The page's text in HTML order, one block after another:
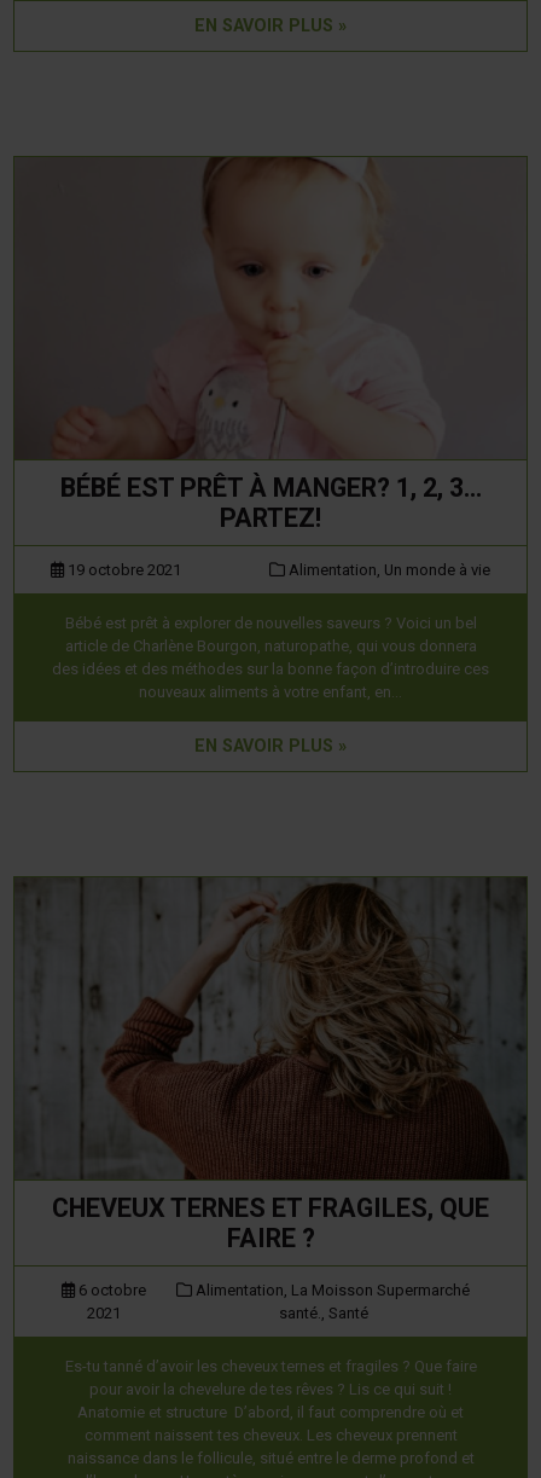
EN SAVOIR PLUS »
BÉBÉ EST PRÊT À MANGER? 1, 2, 3…
PARTEZ!
19 octobre 2021 Alimentation, Un monde à vie
Bébé est prêt à explorer de nouvelles saveurs ? Voici un bel
article de Charlène Bourgon, naturopathe, qui vous donnera
des idées et des méthodes sur la bonne façon d’introduire ces
nouveaux aliments à votre enfant, en…
EN SAVOIR PLUS »
CHEVEUX TERNES ET FRAGILES, QUE
FAIRE ?
6 octobre
2021
Alimentation, La Moisson Supermarché
santé., Santé
Es-tu tanné d’avoir les cheveux ternes et fragiles ? Que faire
pour avoir la chevelure de tes rêves ? Lis ce qui suit !
Anatomie et structure D’abord, il faut comprendre où et
comment naissent tes cheveux. Les cheveux prennent
naissance dans le follicule, situé entre le derme profond et